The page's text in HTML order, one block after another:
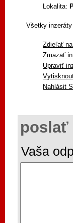
Lokalita:
Všetky
Zdieľať
Zmazať
Upraviť
Nahlásit
poslať
Vaša